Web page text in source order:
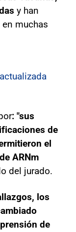
y han
muchas
: "sus
de
el
ARNm
del jurado.
los
de